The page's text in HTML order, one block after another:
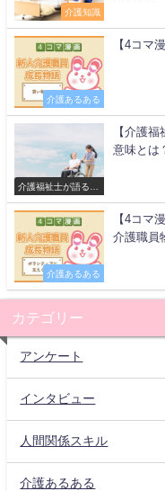
介護知識
介護あるある
【4コマ
介護福祉士が語る現
【介護
意味とは
介護あるある
【4コマ
介護職員
カテゴリー
アンケート
インタビュー
人間関係スキル
介護あるある